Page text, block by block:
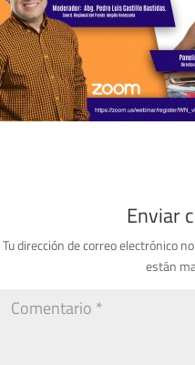
Enviar
Tu dirección de correo electrónico
están